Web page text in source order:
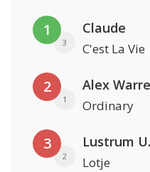
1
3
Claude
C'est La Vie
2
1
Alex
Ordinary
3
2 Lotje